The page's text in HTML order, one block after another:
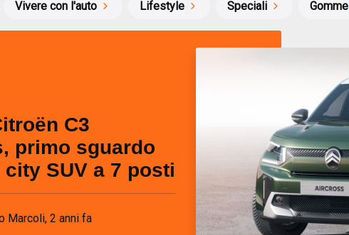
Vivere con l'auto Lifestyle Speciali Gomme
C3
primo sguardo
SUV a 7 posti
Marcoli, 2 anni fa